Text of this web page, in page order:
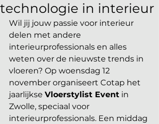
technologie in interieur
Wil jij jouw passie voor interieur
delen met andere
interieurprofessionals en alles
weten over de nieuwste trends in
vloeren? Op woensdag 12
november organiseert Cotap het
jaarlijkse Vloerstylist Event in
Zwolle, speciaal voor
interieurprofessionals. Een middag